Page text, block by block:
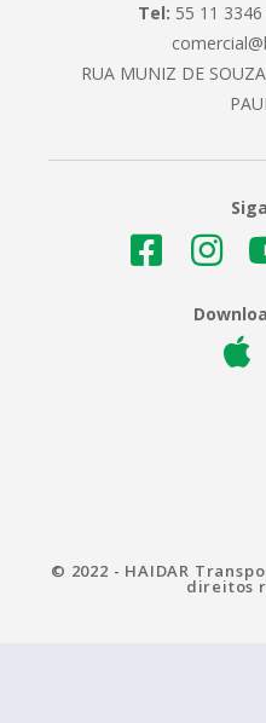
Tel: 55 11
RUA MUNIZ DE
© 2022 - HAIDAR
direitos